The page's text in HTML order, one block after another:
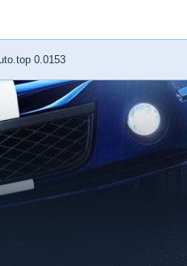
0.0153